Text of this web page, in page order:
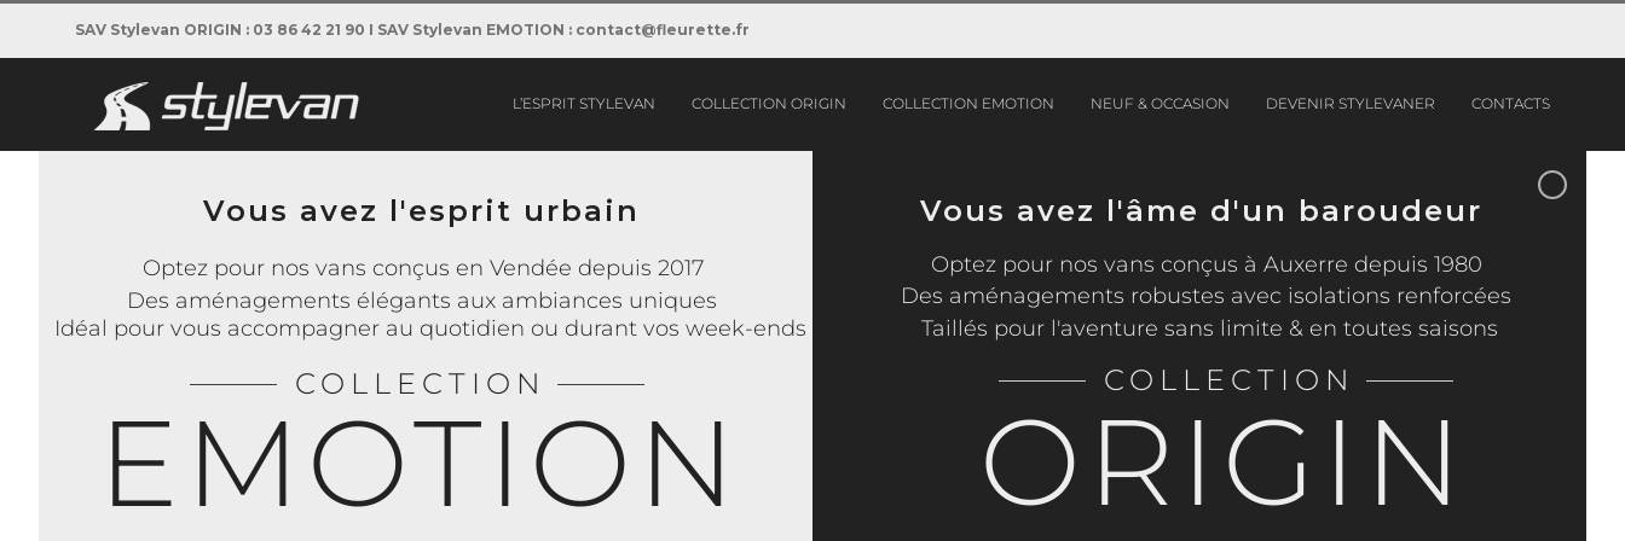
au
SAV Stylevan ORIGIN : 03 86 42 21 90 I SAV Stylevan EMOTION : contact@fleurette.fr
L’ESPRIT STYLEVAN COLLECTION ORIGIN COLLECTION EMOTION NEUF & OCCASION DEVENIR STYLEVANER CONTACTS
Taillés pour l'aventure sans limite & en toutes saisons
Optez pour nos vans conçus à Auxerre depuis 1980
Des aménagements robustes avec isolations renforcées
Vous avez l'âme d'un baroudeur
COLLECTION
Des aménagements élégants aux ambiances uniques
Idéal pour vous accompagner au quotidien ou durant vos week-ends
Optez pour nos vans conçus en Vendée depuis 2017
Vous avez l'esprit urbain
COLLECTION
ORIGIN
EMOTION